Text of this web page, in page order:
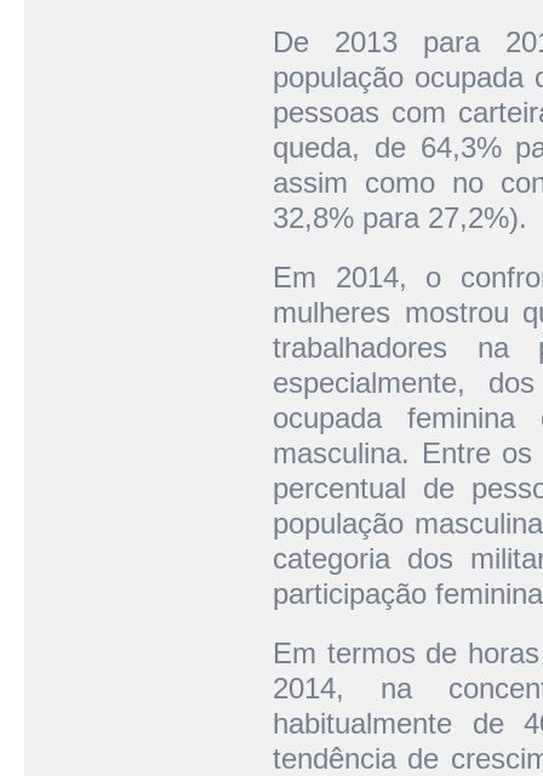
De 2013 para
população ocupada
pessoas com
queda, de 64,3%
assim como no
32,8% para 27,2%).
Em 2014, o
mulheres mostrou
trabalhadores
especialmente,
ocupada
masculina. Entre
percentual de
população
categoria dos
participação
Em termos de
2014, na
habitualmente de
tendência de